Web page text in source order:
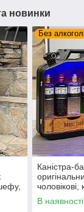
новинки
Без
Каністра-
комбату
В наявності